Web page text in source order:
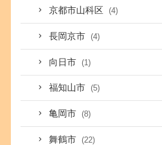
京都市山科区 (4)
長岡京市 (4)
向日市 (1)
福知山市 (5)
亀岡市 (8)
舞鶴市 (22)